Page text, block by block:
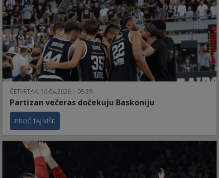
ČETVRTAK, 16.04.2026 | 09:39
Partizan večeras dočekuju Baskoniju
PROČITAJ VIŠE